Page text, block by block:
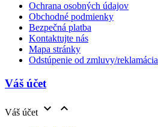
Ochrana osobných údajov
Obchodné podmienky
Bezpečná platba
Kontaktujte nás
Mapa stránky
Odstúpenie od zmluvy/reklamácia
Váš účet
Váš účet  